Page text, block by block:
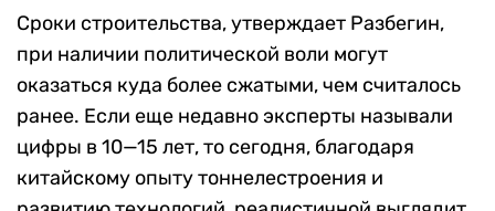
Сроки строительства, утверждает Разбегин,
при наличии политической воли могут
оказаться куда более сжатыми, чем считалось
ранее. Если еще недавно эксперты называли
цифры в 10—15 лет, то сегодня, благодаря
китайскому опыту тоннелестроения и